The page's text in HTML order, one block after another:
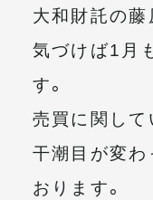
まずは無料
大和財託の藤
気づけば1月
す。
売買に関して
干潮目が変
おります。